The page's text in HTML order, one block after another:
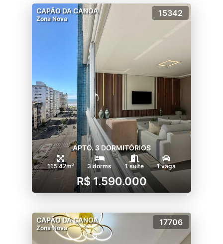
CAPÃO DA CANOA
Zona Nova
15342
APTO. 3 DORMITÓRIOS
115.42m² 3 dorms 1 suíte 1 vaga
R$ 1.590.000
CAPÃO DA CANOA
Zona Nova
17706